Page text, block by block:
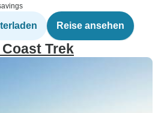
Reise ansehen
Trek